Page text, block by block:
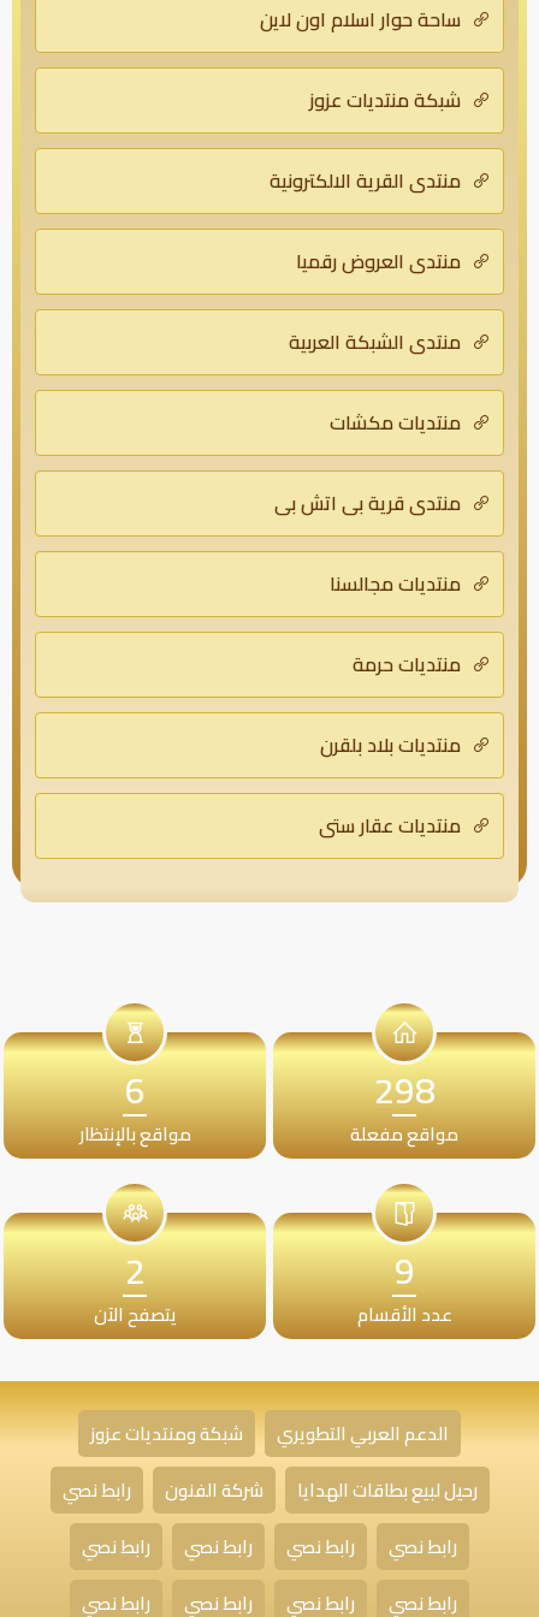
ساحة حوار اسلام اون لاين
شبكة منتديات عزوز
منتدي القرية الالكترونية
منتدى العروض رقميا
منتدى الشبكة العربية
منتديات مكشات
منتدى قرية بي اتش بي
منتديات مجالسنا
منتديات حرمة
منتديات بلاد بلقرن
منتديات عقار ستي
298
مواقع مفعلة
6
مواقع بالإنتظار
9
عدد الأقسام
2
يتصفح الآن
الدعم العربي التطويري
شبكة ومنتديات عزوز
رحيل لبيع بطاقات الهدايا
شركة الفنون
رابط نصي
رابط نصي
رابط نصي رابط نصي
رابط نصي
رابط نصي
رابط نصي رابط نصي رابط نصي